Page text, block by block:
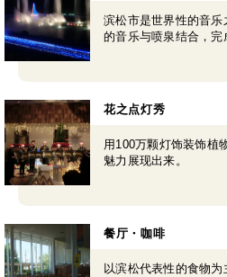
滨松市是世界性的音
的音乐与喷泉结合，完
花之点灯秀
用100万颗灯饰装饰植
魅力展现出来。
餐厅・咖啡
以滨松代表性的食物